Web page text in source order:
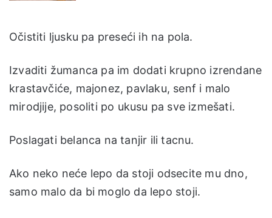
Očistiti ljusku pa preseći ih na pola.
Izvaditi žumanca pa im dodati krupno izrendane
krastavčiće, majonez, pavlaku, senf i malo
mirodjije, posoliti po ukusu pa sve izmešati.
Poslagati belanca na tanjir ili tacnu.
Ako neko neće lepo da stoji odsecite mu dno,
samo malo da bi moglo da lepo stoji.